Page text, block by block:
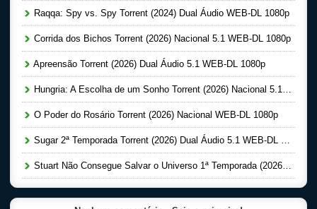
Raqqa: Spy vs. Spy Torrent (2024) Dual Áudio WEB-DL 1080p
Corrida dos Bichos Torrent (2026) Nacional 5.1 WEB-DL 1080p
Apreensão Torrent (2026) Dual Áudio 5.1 WEB-DL 1080p
Hungria: A Escolha de um Sonho Torrent (2026) Nacional 5.1 WEB-DL 1080p
O Poder do Rosário Torrent (2026) Nacional WEB-DL 1080p
Sugar 2ª Temporada Torrent (2026) Dual Áudio 5.1 WEB-DL 1080p
Stuart Não Consegue Salvar o Universo 1ª Temporada (2026) Dual Áudio 5.1 WEB-DL 1080p